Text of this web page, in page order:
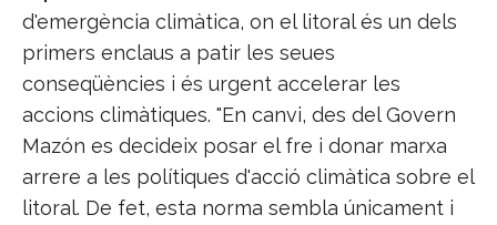
d'emergència climàtica, on el litoral és un dels
primers enclaus a patir les seues
conseqüències i és urgent accelerar les
accions climàtiques. "En canvi, des del Govern
Mazón es decideix posar el fre i donar marxa
arrere a les polítiques d'acció climàtica sobre el
litoral. De fet, esta norma sembla únicament i